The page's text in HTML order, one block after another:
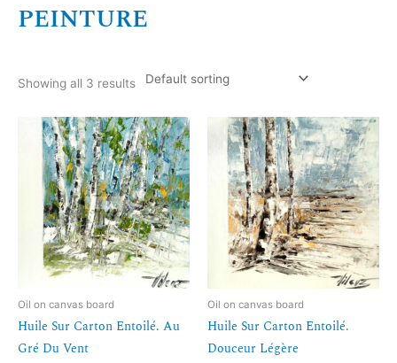
PEINTURE
Showing all 3 results
Oil on canvas board
Huile Sur Carton Entoilé. Au
Gré Du Vent
Oil on canvas board
Huile Sur Carton Entoilé.
Douceur Légère